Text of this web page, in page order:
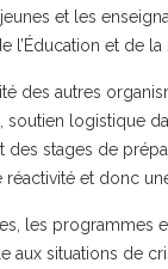
et les
l’Éducation et de
des autres
soutien logistique
stages de
et donc
les programmes
aux situations de